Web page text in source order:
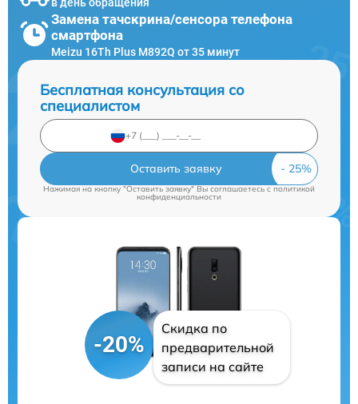
Замена тачскрина/сенсора телефона
смартфона
Meizu 16Th Plus M892Q от 35 минут
Бесплатная консультация со
специалистом
Оставить заявку
Нажимая на кнопку "Оставить заявку" Вы соглашаетесь cполитикой
конфиденциальности
-20%
Скидка по
предварительной
записи на сайте